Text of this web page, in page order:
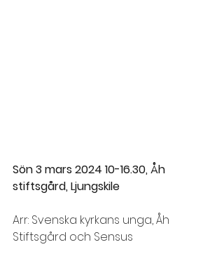
Sön 3 mars 2024 10-16.30, Åh
stiftsgård, Ljungskile
Arr: Svenska kyrkans unga, Åh
Stiftsgård och Sensus